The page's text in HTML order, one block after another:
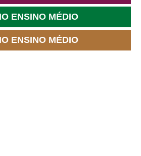
ENSINO MÉDIO
ENSINO MÉDIO